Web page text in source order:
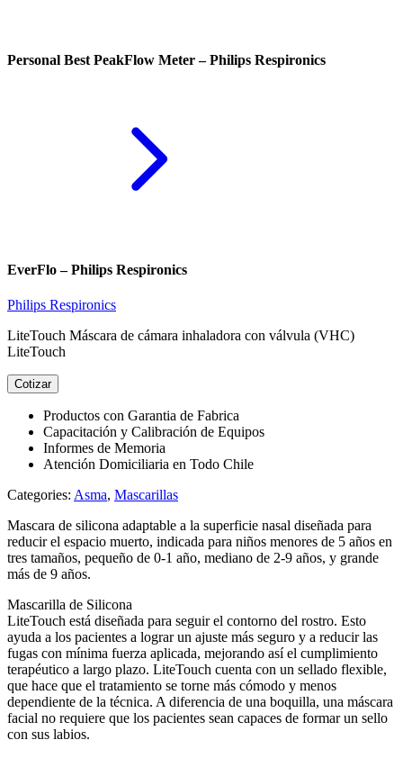
Personal Best PeakFlow Meter – Philips Respironics
EverFlo – Philips Respironics
Philips Respironics
LiteTouch Máscara de cámara inhaladora con válvula (VHC)
LiteTouch
Cotizar
Productos con Garantia de Fabrica
Capacitación y Calibración de Equipos
Informes de Memoria
Atención Domiciliaria en Todo Chile
Categories: Asma, Mascarillas
Mascara de silicona adaptable a la superficie nasal diseñada para
reducir el espacio muerto, indicada para niños menores de 5 años en
tres tamaños, pequeño de 0-1 año, mediano de 2-9 años, y grande
más de 9 años.
Mascarilla de Silicona
LiteTouch está diseñada para seguir el contorno del rostro. Esto
ayuda a los pacientes a lograr un ajuste más seguro y a reducir las
fugas con mínima fuerza aplicada, mejorando así el cumplimiento
terapéutico a largo plazo. LiteTouch cuenta con un sellado flexible,
que hace que el tratamiento se torne más cómodo y menos
dependiente de la técnica. A diferencia de una boquilla, una máscara
facial no requiere que los pacientes sean capaces de formar un sello
con sus labios.